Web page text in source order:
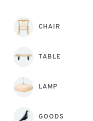
CHAIR
TABLE
LAMP
GOODS